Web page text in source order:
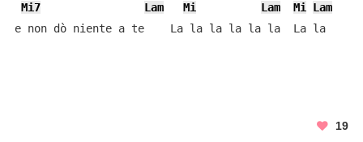
Mi7
Lam Mi Lam Mi
Lam
e non dò niente a te    La la la la la la  La la
19